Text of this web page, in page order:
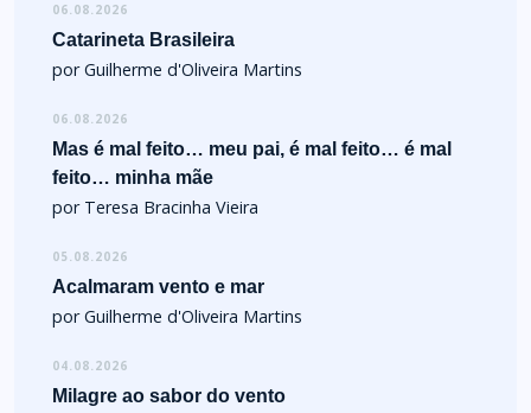
06.08.2026
Catarineta Brasileira
por Guilherme d'Oliveira Martins
06.08.2026
Mas é mal feito… meu pai, é mal feito… é mal
feito… minha mãe
por Teresa Bracinha Vieira
05.08.2026
Acalmaram vento e mar
por Guilherme d'Oliveira Martins
04.08.2026
Milagre ao sabor do vento